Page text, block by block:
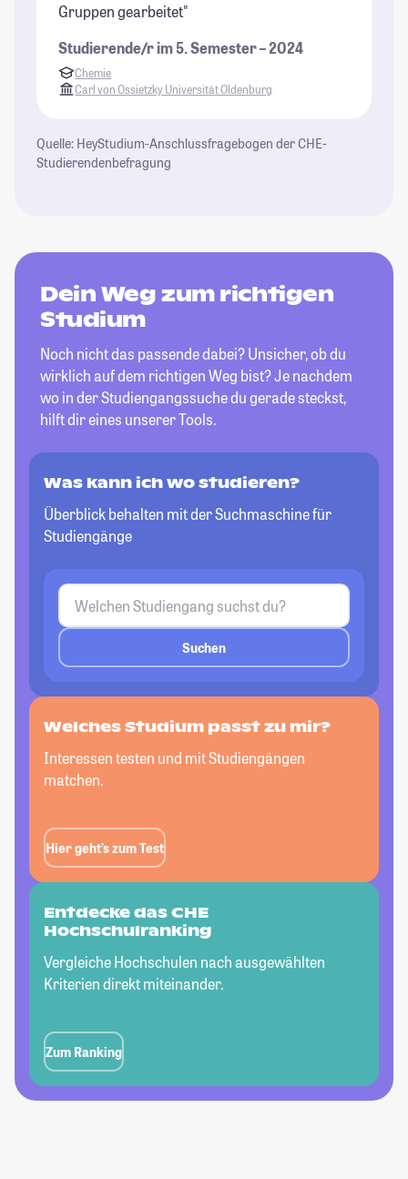
Gruppen gearbeitet"
Studierende/r im 5. Semester – 2024
Chemie
Carl von Ossietzky Universität Oldenburg
Quelle: HeyStudium-Anschlussfragebogen der CHE-
Studierendenbefragung
Dein Weg zum richtigen
Studium
Noch nicht das passende dabei? Unsicher, ob du
wirklich auf dem richtigen Weg bist? Je nachdem
wo in der Studiengangssuche du gerade steckst,
hilft dir eines unserer Tools.
Was kann ich wo studieren?
Überblick behalten mit der Suchmaschine für
Studiengänge
Suchen
Welches Studium passtzu mir?
Interessen testen und mit Studiengängen
matchen.
Hier geht’s zum Test
Entdecke das CHE
Hochschulranking
Vergleiche Hochschulen nach ausgewählten
Kriterien direkt miteinander.
Zum Ranking